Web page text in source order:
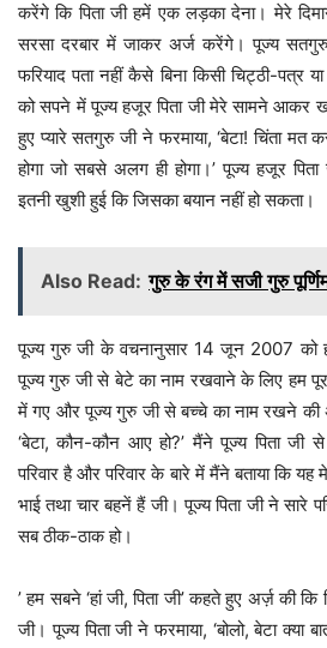
करेंगे कि पिता जी हमें एक लड़का देना। मेरे
सरसा दरबार में जाकर अर्ज करेंगे। पूज्य
फरियाद पता नहीं कैसे बिना किसी चिट्ठी-पत्र
को सपने में पूज्य हजूर पिता जी मेरे सामने आकर
हुए प्यारे सतगुरु जी ने फरमाया, ‘बेटा! चिंता
होगा जो सबसे अलग ही होगा।’ पूज्य हजूर
इतनी खुशी हुई कि जिसका बयान नहीं हो सकता।
Also Read: गुरु के रंग में सजी गुरु
पूज्य गुरु जी के वचनानुसार 14 जून 2007 को
पूज्य गुरु जी से बेटे का नाम रखवाने के लिए हम पूरा
में गए और पूज्य गुरु जी से बच्चे का नाम रखने की
‘बेटा, कौन-कौन आए हो?’ मैंने पूज्य पिता जी
परिवार है और परिवार के बारे में मैंने बताया कि
भाई तथा चार बहनें हैं जी। पूज्य पिता जी ने सारे
सब ठीक-ठाक हो।
’ हम सबने ‘हां जी, पिता जी’ कहते हुए अर्ज़ की
जी। पूज्य पिता जी ने फरमाया, ‘बोलो, बेटा